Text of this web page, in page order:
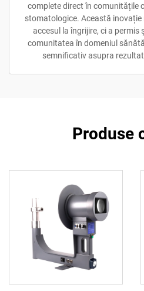
complete direct în comunitățile
stomatologice. Această
accesul la îngrijire, ci a permis
comunitatea în domeniul
semnificativ asupra
Produse